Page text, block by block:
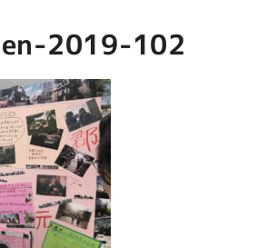
2019-102